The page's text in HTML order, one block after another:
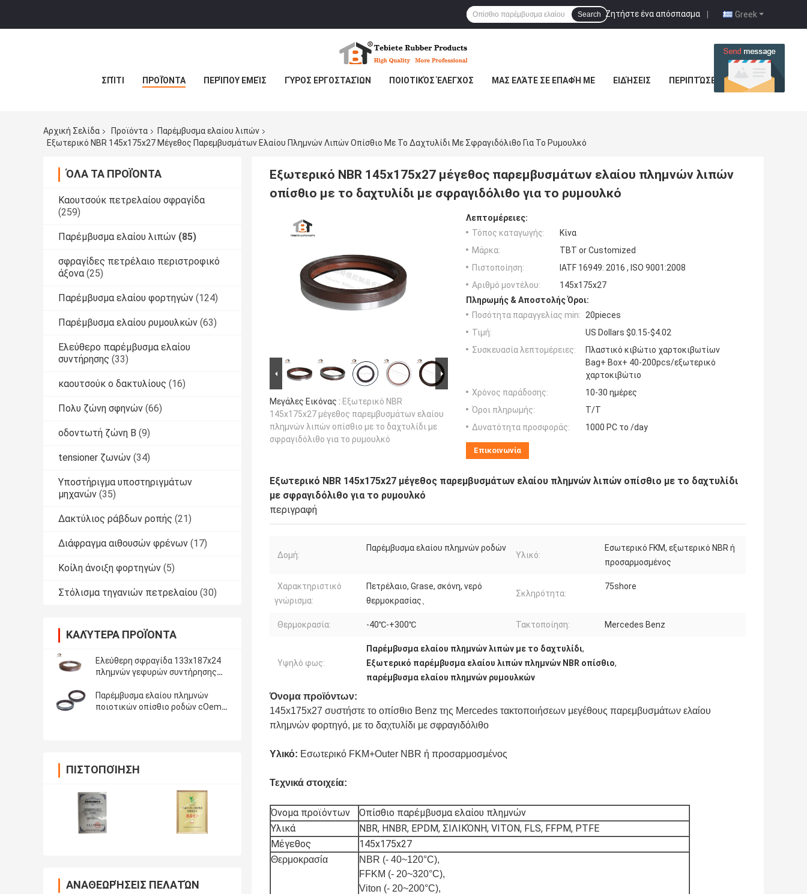
Greek
Ζητήστε ένα απόσπασμα |
Search
ΣΠΊΤΙ ΠΡΟΪΌΝΤΑ ΠΕΡΊΠΟΥ ΕΜΕΊΣ ΓΎΡΟΣ ΕΡΓΟΣΤΑΣΊΩΝ ΠΟΙΟΤΙΚΌΣ ΈΛΕΓΧΟΣ ΜΑΣ ΕΛΆΤΕ ΣΕ ΕΠΑΦΉ ΜΕ ΕΙΔΉΣΕΙΣ ΠΕΡΙΠΤΏΣΕΙΣ
Αρχική Σελίδα Προϊόντα
Παρέμβυσμα ελαίου λιπών
Εξωτερικό NBR 145x175x27 Μέγεθος Παρεμβυσμάτων Ελαίου Πλημνών Λιπών Οπίσθιο Με Το Δαχτυλίδι Με Σφραγιδόλιθο Για Το Ρυμουλκό
ΌΛΑ ΤΑ ΠΡΟΪΌΝΤΑ
Καουτσούκ πετρελαίου σφραγίδα
(259)
Παρέμβυσμα ελαίου λιπών (85)
σφραγίδες πετρέλαιο περιστροφικό
άξονα (25)
Παρέμβυσμα ελαίου φορτηγών (124)
Παρέμβυσμα ελαίου ρυμουλκών (63)
Ελεύθερο παρέμβυσμα ελαίου
συντήρησης (33)
καουτσούκ o δακτυλίους (16)
Πολυ ζώνη σφηνών (66)
οδοντωτή ζώνη Β (9)
tensioner ζωνών (34)
Υποστήριγμα υποστηριγμάτων
μηχανών (35)
Δακτύλιος ράβδων ροπής (21)
Διάφραγμα αιθουσών φρένων (17)
Κοίλη άνοιξη φορτηγών (5)
Στόλισμα τηγανιών πετρελαίου (30)
ΚΑΛΎΤΕΡΑ ΠΡΟΪΌΝΤΑ
Ελεύθερη σφραγίδα 133x187x24
πλημνών γεφυρών συντήρησης
αξόνων Conmet 75 ακτών
Παρέμβυσμα ελαίου πλημνών
ποιοτικών οπίσθιο ροδών cOem
ΠΙΣΤΟΠΟΊΗΣΗ
ΑΝΑΘΕΩΡΉΣΕΙΣ ΠΕΛΑΤΏΝ
Εξωτερικό NBR 145x175x27 μέγεθος παρεμβυσμάτων ελαίου πλημνών λιπών
οπίσθιο με το δαχτυλίδι με σφραγιδόλιθο για το ρυμουλκό
Μεγάλες Εικόνας : Εξωτερικό NBR
145x175x27 μέγεθος παρεμβυσμάτων ελαίου
πλημνών λιπών οπίσθιο με το δαχτυλίδι με
σφραγιδόλιθο για το ρυμουλκό
Λεπτομέρειες:
Τόπος καταγωγής:
Κίνα
Μάρκα:
TBT or Customized
Πιστοποίηση:
IATF 16949: 2016 , ISO 9001:2008
Αριθμό μοντέλου:
145x175x27
Πληρωμής & Αποστολής Όροι:
Ποσότητα παραγγελίας min:
20pieces
Τιμή:
US Dollars $0.15-$4.02
Συσκευασία λεπτομέρειες:
Πλαστικό κιβώτιο χαρτοκιβωτίων
Bag+ Box+ 40-200pcs/εξωτερικό
χαρτοκιβώτιο
Χρόνος παράδοσης:
10-30 ημέρες
Όροι πληρωμής:
T/T
Δυνατότητα προσφοράς:
1000 PC το /day
Επικοινωνία
Εξωτερικό NBR 145x175x27 μέγεθος παρεμβυσμάτων ελαίου πλημνών λιπών οπίσθιο με το δαχτυλίδι
με σφραγιδόλιθο για το ρυμουλκό
περιγραφή
Δομή:
Παρέμβυσμα ελαίου πλημνών ροδών
Υλικό:
Εσωτερικό FKM, εξωτερικό NBR ή
προσαρμοσμένος
Χαρακτηριστικό
γνώρισμα:
Πετρέλαιο, Grase, σκόνη, νερό
θερμοκρασίας、
Σκληρότητα:
75shore
Θερμοκρασία: -40℃-+300℃ Τακτοποίηση: Mercedes Benz
Υψηλό φως:
Παρέμβυσμα ελαίου πλημνών λιπών με το δαχτυλίδι,
Εξωτερικό παρέμβυσμα ελαίου λιπών πλημνών NBR οπίσθιο,
παρέμβυσμα ελαίου πλημνών ρυμουλκών
Όνομα προϊόντων:
145x175x27 συστήστε το οπίσθιο Benz της Mercedes τακτοποιήσεων μεγέθους παρεμβυσμάτων ελαίου
πλημνών φορτηγό, με το δαχτυλίδι με σφραγιδόλιθο
Υλικό: Εσωτερικό FKM+Outer NBR ή προσαρμοσμένος
Τεχνικά στοιχεία:
Όνομα προϊόντων
Οπίσθιο παρέμβυσμα ελαίου πλημνών
Υλικά
NBR, HNBR, EPDM, ΣΙΛΙΚΌΝΗ, VITON, FLS, FFPM, PTFE
Μέγεθος
145x175x27
Θερμοκρασία
NBR (- 40~120°C),
FFKM (- 20~320°C),
Viton (- 20~200°C),